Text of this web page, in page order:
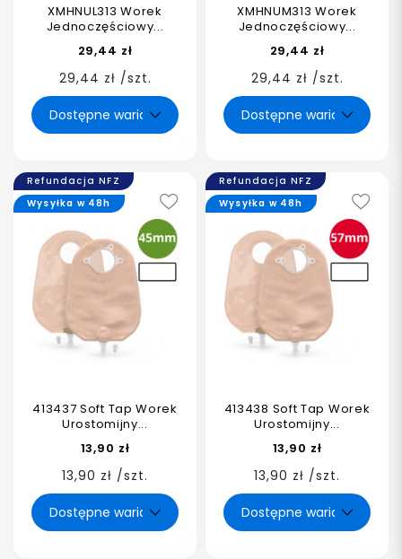
XMHNUL313 Worek
Jednoczęściowy...
29,44 zł
29,44 zł /szt.
XMHNUM313 Worek
Jednoczęściowy...
29,44 zł
29,44 zł /szt.
Refundacja NFZ
413437 Soft Tap Worek
Urostomijny...
13,90 zł
13,90 zł /szt.
Wysyłka w 48h
Refundacja NFZ
413438 Soft Tap Worek
Urostomijny...
13,90 zł
13,90 zł /szt.
Wysyłka w 48h